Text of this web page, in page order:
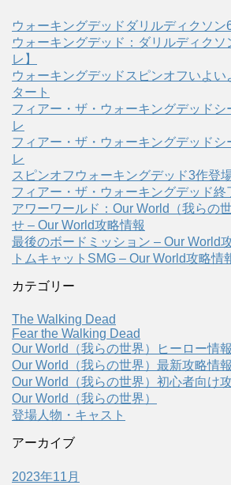
ウォーキングデッドダリルディクソン
ウォーキングデッド：ダリルディク
レ】
ウォーキングデッドスピンオフいよい
タート
フィアー・ザ・ウォーキングデッド
レ
フィアー・ザ・ウォーキングデッド
レ
スピンオフウォーキングデッド3作登
フィアー・ザ・ウォーキングデッド終
アワーワールド：Our World（我らの
せ – Our World攻略情報
最後のボードミッション – Our World
トムキャットSMG – Our World攻略情
カテゴリー
The Walking Dead
Fear the Walking Dead
Our World（我らの世界）ヒーロー情報
Our World（我らの世界）最新攻略情報
Our World（我らの世界）初心者向け
Our World（我らの世界）
登場人物・キャスト
アーカイブ
2023年11月